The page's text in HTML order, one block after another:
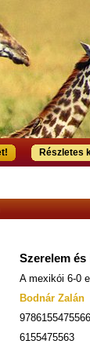
Részletes
Szerelem
A mexikói 6-0
Bodnár Zalán
9786155475566
6155475563